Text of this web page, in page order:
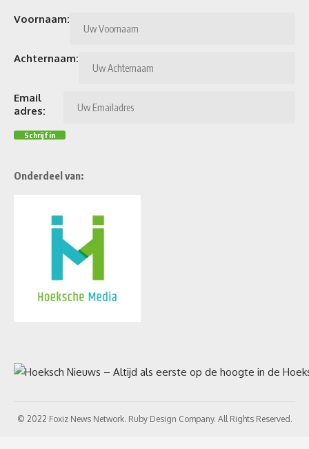
Voornaam:
Achternaam:
Email
adres:
Onderdeel van:
© 2022 Foxiz News Network. Ruby Design Company. All Rights Reserved.